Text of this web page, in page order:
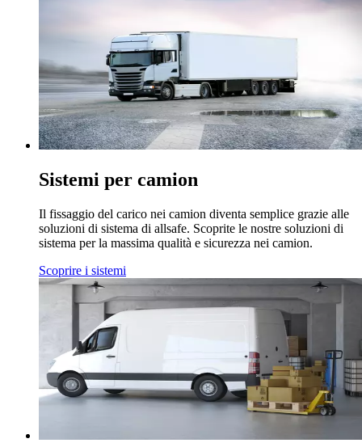
Sistemi per camion
Il fissaggio del carico nei camion diventa semplice grazie alle
soluzioni di sistema di allsafe. Scoprite le nostre soluzioni di
sistema per la massima qualità e sicurezza nei camion.
Scoprire i sistemi